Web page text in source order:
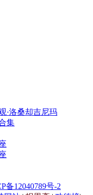
·洛桑却吉尼玛
集
备12040789号-2